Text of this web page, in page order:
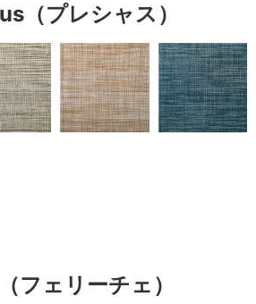
（プレシャス）
フェリーチェ）